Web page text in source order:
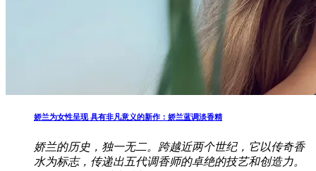
娇兰为女性呈现 具有非凡意义的新作：娇兰蓝调淡香精
娇兰的历史，独一无二。跨越近两个世纪，它以传奇香
水为标志，传递出五代调香师的卓绝的技艺和创造力。